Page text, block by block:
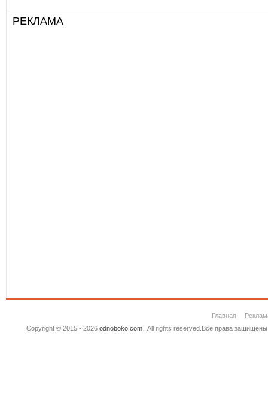
РЕКЛАМА
Главная
Copyright © 2015 - 2026 odnoboko.com. All rights reserved.Все права защищены.